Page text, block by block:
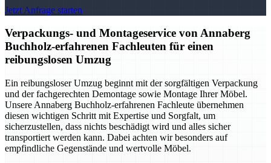
Jetzt Anfrage starten
Verpackungs- und Montageservice von Annaberg
Buchholz-erfahrenen Fachleuten für einen
reibungslosen Umzug
Ein reibungsloser Umzug beginnt mit der sorgfältigen Verpackung
und der fachgerechten Demontage sowie Montage Ihrer Möbel.
Unsere Annaberg Buchholz-erfahrenen Fachleute übernehmen
diesen wichtigen Schritt mit Expertise und Sorgfalt, um
sicherzustellen, dass nichts beschädigt wird und alles sicher
transportiert werden kann. Dabei achten wir besonders auf
empfindliche Gegenstände und wertvolle Möbel.